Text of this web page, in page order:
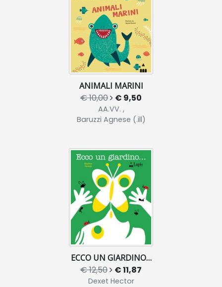
ANIMALI MARINI
€ 10,00 € 9,50
AA.VV. ,
Baruzzi Agnese (.ill)
ECCO UN GIARDINO…
€ 12,50 € 11,87
Dexet Hector